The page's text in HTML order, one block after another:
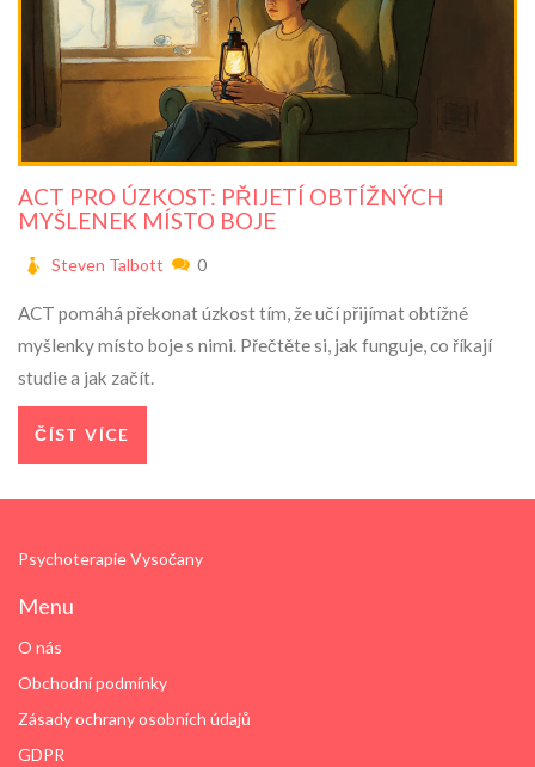
ACT PRO ÚZKOST: PŘIJETÍ OBTÍŽNÝCH
MYŠLENEK MÍSTO BOJE
Steven Talbott 0
ACT pomáhá překonat úzkost tím, že učí přijímat obtížné
myšlenky místo boje s nimi. Přečtěte si, jak funguje, co říkají
studie a jak začít.
ČÍST VÍCE
Psychoterapie Vysočany
Menu
O nás
Obchodní podmínky
Zásady ochrany osobních údajů
GDPR